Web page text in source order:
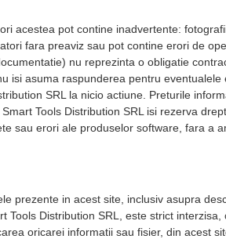
acestea pot contine inadvertente:
fara preaviz sau pot contine erori de
nu reprezinta o obligatie
isi asuma raspunderea pentru eventualele
SRL la nicio actiune. Preturile
Tools Distribution SRL isi rezerva
sau erori ale produselor software, fara a
prezente in acest site, inclusiv asupra
Distribution SRL, este strict
oricarei informatii sau fisier, din acest